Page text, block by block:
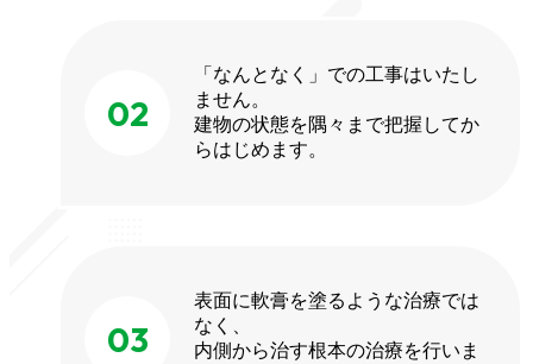
02
「なんとなく」での工事はいたし
ません。
建物の状態を隅々まで把握してか
らはじめます。
03
表面に軟膏を塗るような治療では
なく、
内側から治す根本の治療を行いま